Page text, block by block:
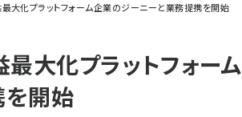
最大化プラットフォーム企業のジーニーと業務提携を開始
最大化プラットフォーム
開始